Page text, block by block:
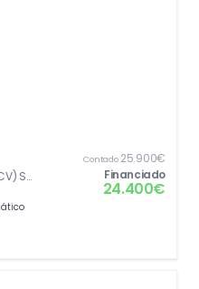
S
Contado25.900€
Financiado
24.400€